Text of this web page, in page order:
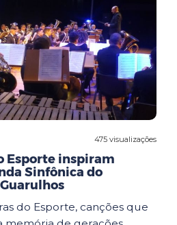
475 visualizações
Esporte inspiram
Sinfônica do
do Esporte, canções que